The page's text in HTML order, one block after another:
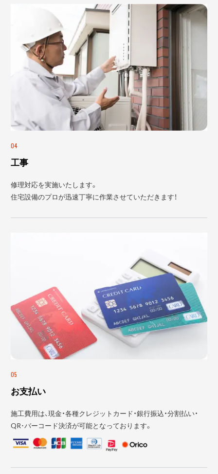
04
工事
修理対応を実施いたします。
住宅設備のプロが迅速丁寧に作業させていただきます！
05
お支払い
施工費用は、現金・各種クレジットカード・銀行振込・分割払い・
QR･バーコード決済が可能となっております。